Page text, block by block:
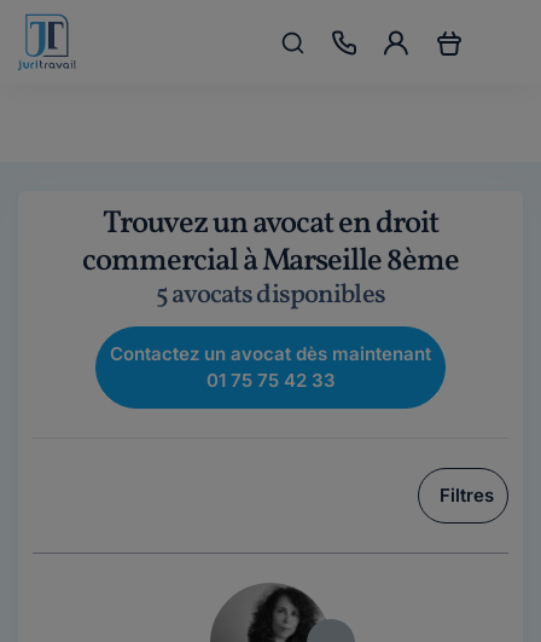
Trouvez un avocat en droit
commercial à Marseille 8ème
5 avocats disponibles
Contactez un avocat dès maintenant
01 75 75 42 33
Filtres